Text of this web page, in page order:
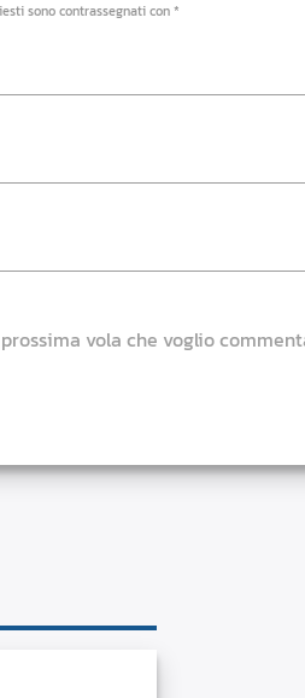
sono contrassegnati con *
vola che voglio